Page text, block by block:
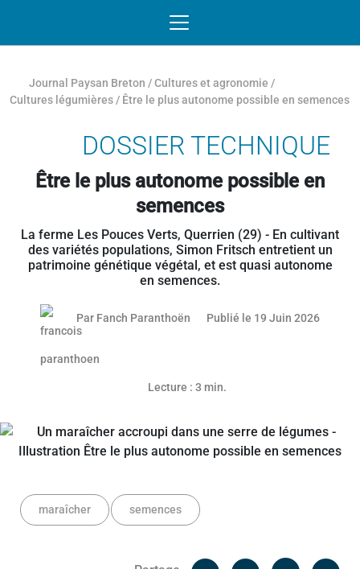
Journal Paysan Breton /Cultures et agronomie /
Cultures légumières / Être le plus autonome possible en semences
DOSSIER TECHNIQUE
Être le plus autonome possible en
semences
La ferme Les Pouces Verts, Querrien (29) - En cultivant
des variétés populations, Simon Fritsch entretient un
patrimoine génétique végétal, et est quasi autonome
en semences.
Par Fanch Paranthoën Publié le 19 Juin 202617 juin
Lecture : 3 min.
maraîcher semences